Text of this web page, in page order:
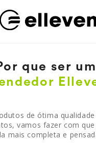
que ser um
de ótima
vamos fazer com
mais completa e